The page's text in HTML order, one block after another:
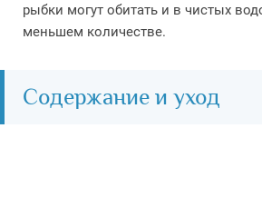
рыбки могут обитать и в чистых
меньшем количестве.
Содержание и уход